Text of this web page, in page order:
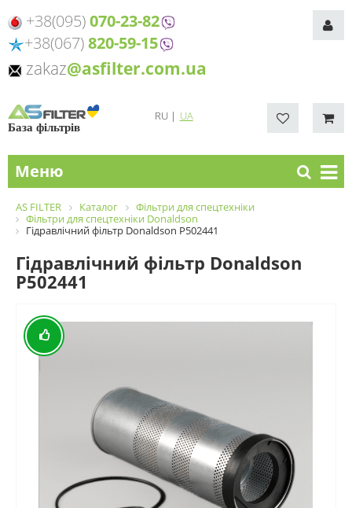
+38(095)070-23-82
+38(067)820-59-15
zakaz@asfilter.com.ua
База фільтрів
RU | UA
Меню
AS FILTER Каталог
Фільтри для спецтехніки
Фільтри для спецтехніки Donaldson
Гідравлічний фільтр Donaldson P502441
Гідравлічний фільтр Donaldson
P502441